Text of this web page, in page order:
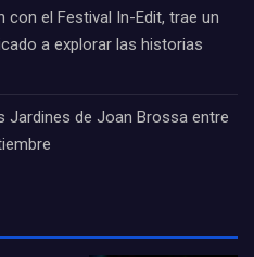
con el Festival In-Edit, trae un
a explorar las historias
Jardines de Joan Brossa entre